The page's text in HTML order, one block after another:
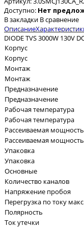
Доступно: Нет
В закладки В сравнение
Описание
DIODE TVS 3000W 130V
Корпус
Корпус
Монтаж
Монтаж
Предназначение
Предназначение
Рабочая температура
Рабочая температура
Рассеиваемая мощность
Рассеиваемая мощность
Упаковка
Упаковка
Основные
Количество каналов
Напряжение пробоя
Перегрузка по току
Полярность
Ток утечки